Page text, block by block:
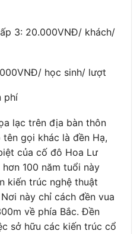
3: 20.000VNĐ/ khách/
học sinh/ lượt
phí
lạc trên địa bàn thôn
gọi khác là đền Hạ,
của cố đô Hoa Lư
100 năm tuổi này
kiến trúc nghệ thuật
này chỉ cách đền vua
về phía Bắc. Đền
sở hữu các kiến trúc cổ